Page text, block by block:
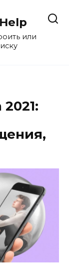
или